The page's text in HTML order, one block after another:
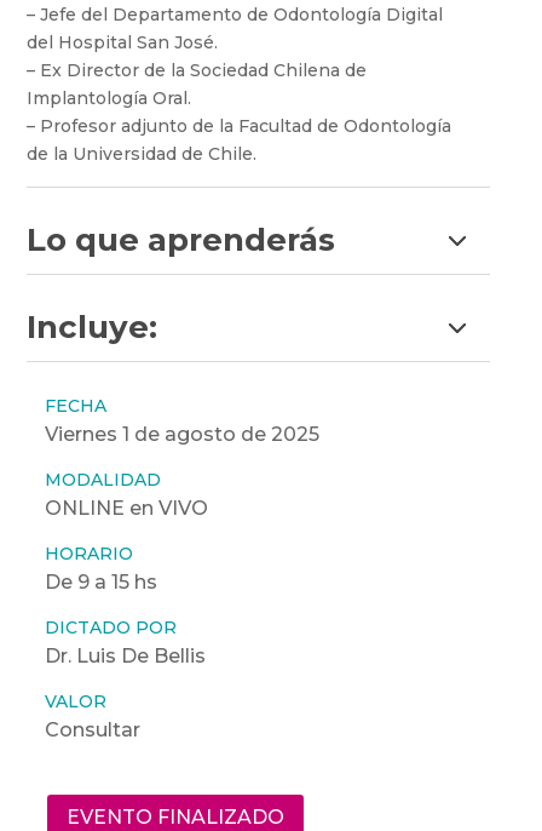
– Jefe del Departamento de Odontología Digital
del Hospital San José.
– Ex Director de la Sociedad Chilena de
Implantología Oral.
– Profesor adjunto de la Facultad de Odontología
de la Universidad de Chile.
Lo que aprenderás
Incluye:
FECHA
Viernes 1 de agosto de 2025
MODALIDAD
ONLINE en VIVO
HORARIO
De 9 a 15 hs
DICTADO POR
Dr. Luis De Bellis
VALOR
Consultar
EVENTO FINALIZADO